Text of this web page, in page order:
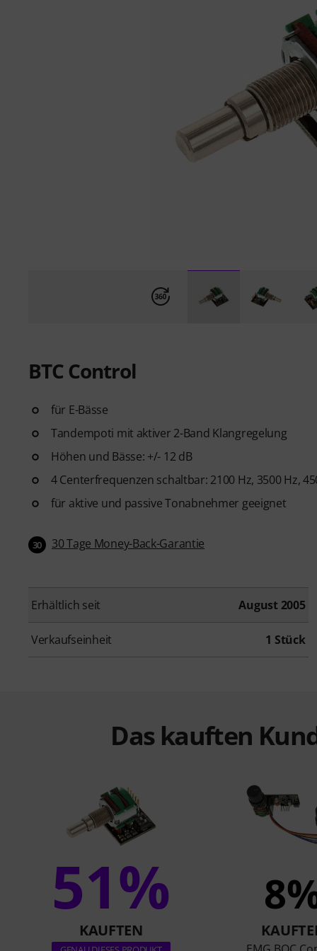
BTC Control
für E-Bässe
Tandempoti mit aktiver 2-Band Klangregelung
Höhen und Bässe: +/- 12 dB
4 Centerfrequenzen schaltbar: 2100 Hz, 3500 Hz,
für aktive und passive Tonabnehmer geeignet
30 30 Tage Money-Back-Garantie
Erhältlich seit August 2005
Verkaufseinheit 1 Stück
Das kauften
51%
KAUFTEN